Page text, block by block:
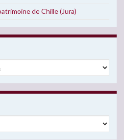
de Chille (Jura)